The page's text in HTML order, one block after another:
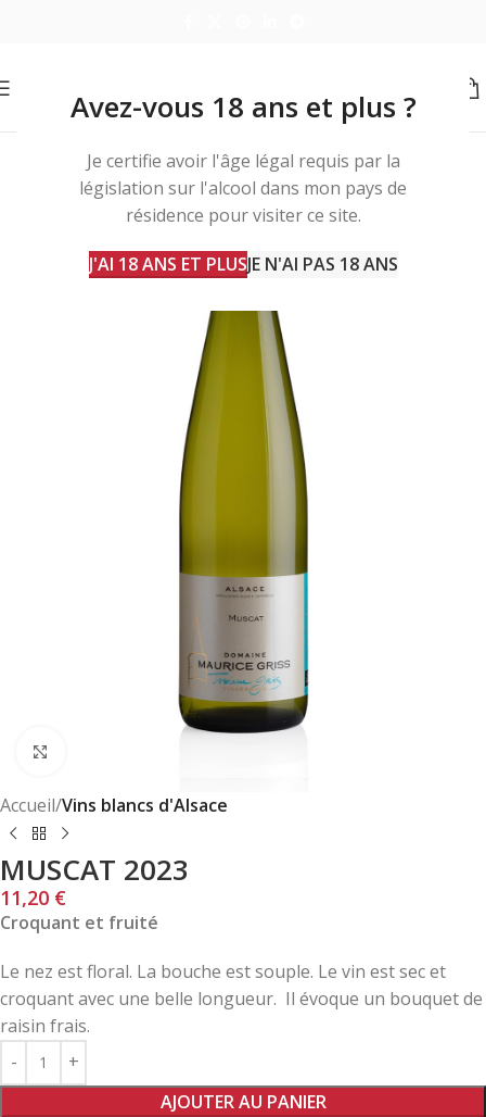
Avez-vous 18 ans et plus ?
Je certifie avoir l'âge légal requis par la
législation sur l'alcool dans mon pays de
résidence pour visiter ce site.
J'AI 18 ANS ET PLUSJE N'AI PAS 18 ANS
Accueil Vins blancs d'Alsace
MUSCAT 2023
11,20 €
Croquant et fruité
Le nez est floral. La bouche est souple. Le vin est sec et
croquant avec une belle longueur. Il évoque un bouquet de
raisin frais.
AJOUTER AU PANIER